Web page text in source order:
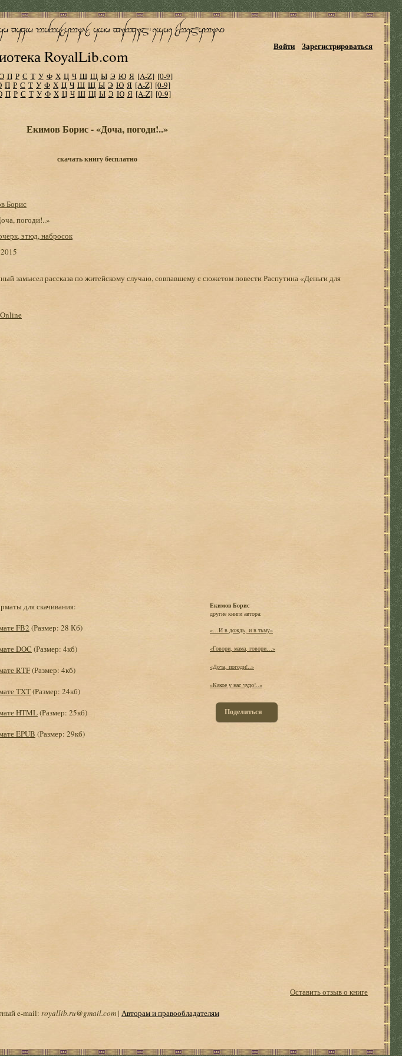
RoyalLib.com
Войти Зарегистрироваться
П Р С Т У Ф Х Ц Ч Ш Щ Ы Э Ю Я [A-Z] [0-9]
П Р С Т У Ф Х Ц Ч Ш Щ Ы Э Ю Я [A-Z] [0-9]
П Р С Т У Ф Х Ц Ч Ш Щ Ы Э Ю Я [A-Z] [0-9]
Екимов Борис - «Доча, погоди!..»
скачать книгу бесплатно
Борис
погоди!..»
этюд, набросок
2015
замысел рассказа по житейскому случаю, совпавшему с сюжетом повести Распутина «Деньги для
для скачивания:
FB2 (Размер: 28 Кб)
DOC (Размер: 4кб)
RTF(Размер: 4кб)
TXT(Размер: 24кб)
HTML(Размер: 25кб)
EPUB (Размер: 29кб)
Екимов Борис
другие книги автора:
«…И в дождь, и в тьму»
«Говори, мама, говори…»
«Доча, погоди!..»
«Какое у нас чудо!..»
Поделиться
Оставить отзыв о книге
e-mail: royallib.ru@gmail.com| Авторам и правообладателям